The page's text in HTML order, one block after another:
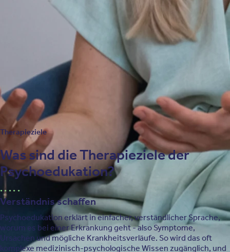
Ursprung und Anwendung
Psychoedukative Ansätze stammen ursprünglich aus den USA
Schizophrenie
eingeführt. Heute wird
Psychoedukation bei vielen Erkrankungen angewandt, entlastet
emotional Erkrankte und Angehörige und erzielt messbare
Erfolge.
Therapieziele
Was sind die Therapieziele der
Psychoedukation?
Verständnis schaffen
Psychoedukation erklärt in einfacher, verständlicher Sprache,
worum es bei einer Erkrankung geht - also Symptome,
Ursachen und mögliche Krankheitsverläufe. So wird das oft
komplexe medizinisch-psychologische Wissen zugänglich, und